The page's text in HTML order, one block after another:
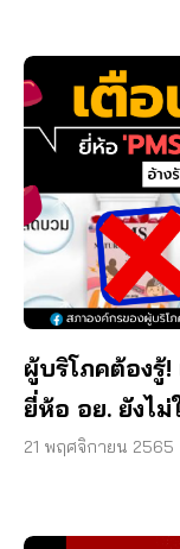
ผู้บริโภคต้องรู้
ยี่ห้อ อย. ยังไม่
สุขภาพ
21 พฤศจิกายน 2565